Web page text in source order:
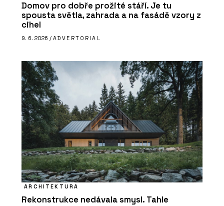
Domov pro dobře prožité stáří. Je tu
spousta světla, zahrada a na fasádě vzory z
cihel
9. 6. 2026 / ADVERTORIAL
ARCHITEKTURA
Rekonstrukce nedávala smysl. Tahle